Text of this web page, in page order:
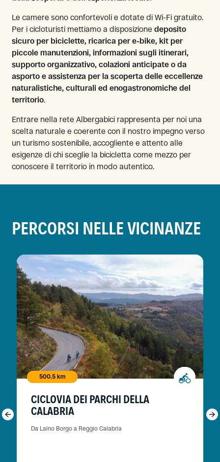
Le camere sono confortevoli e dotate di Wi-Fi gratuito.
Per i cicloturisti mettiamo a disposizione deposito
sicuro per biciclette, ricarica per e-bike, kit per
piccole manutenzioni, informazioni sugli itinerari,
supporto organizzativo, colazioni anticipate o da
asporto e assistenza per la scoperta delle eccellenze
naturalistiche, culturali ed enogastronomiche del
territorio.
Entrare nella rete Albergabici rappresenta per noi una
scelta naturale e coerente con il nostro impegno verso
un turismo sostenibile, accogliente e attento alle
esigenze di chi sceglie la bicicletta come mezzo per
conoscere il territorio in modo autentico.
PERCORSI NELLE VICINANZE
500.5 km
CICLOVIA DEI PARCHI DELLA
CALABRIA
Da Laino Borgo a Reggio Calabria